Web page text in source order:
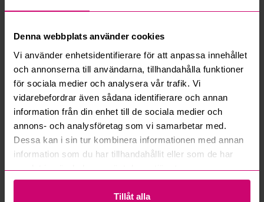
Denna webbplats använder cookies
Vi använder enhetsidentifierare för att anpassa innehållet
och annonserna till användarna, tillhandahålla funktioner
för sociala medier och analysera vår trafik. Vi
vidarebefordrar även sådana identifierare och annan
information från din enhet till de sociala medier och
annons- och analysföretag som vi samarbetar med.
Dessa kan i sin tur kombinera informationen med annan
information som du har tillhandahållit eller som de har
samlat in när du har använt deras tjänster.
Tillåt alla